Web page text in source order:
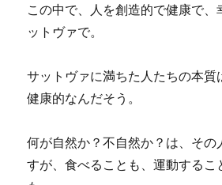
この中で、人を創造的で健康で、
ットヴァで。
サットヴァに満ちた人たちの本質
健康的なんだそう。
何が自然か？不自然か？は、その
すが、食べることも、運動するこ